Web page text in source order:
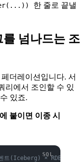
한 줄로 끝낼
넘나드는 조
더레이션입니다. 서
리에서 조인할 수 있
있죠.
붙이면 이종 시
트(Iceberg) × RDBMS 의